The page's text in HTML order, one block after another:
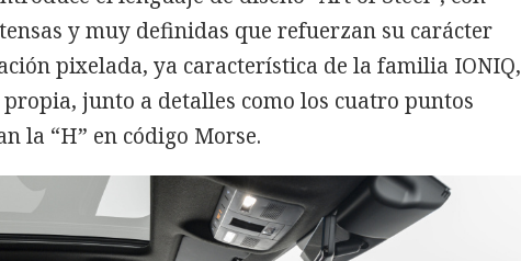
y muy definidas que refuerzan su carácter
pixelada, ya característica de la familia IONIQ,
junto a detalles como los cuatro puntos
la “H” en código Morse.